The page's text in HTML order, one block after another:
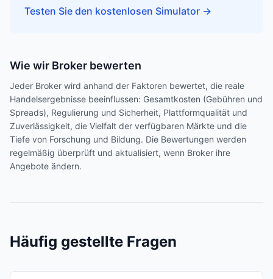
Testen Sie den kostenlosen Simulator →
Wie wir Broker bewerten
Jeder Broker wird anhand der Faktoren bewertet, die reale
Handelsergebnisse beeinflussen: Gesamtkosten (Gebühren und
Spreads), Regulierung und Sicherheit, Plattformqualität und
Zuverlässigkeit, die Vielfalt der verfügbaren Märkte und die
Tiefe von Forschung und Bildung. Die Bewertungen werden
regelmäßig überprüft und aktualisiert, wenn Broker ihre
Angebote ändern.
Häufig gestellte Fragen